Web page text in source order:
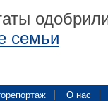
семьи
О нас